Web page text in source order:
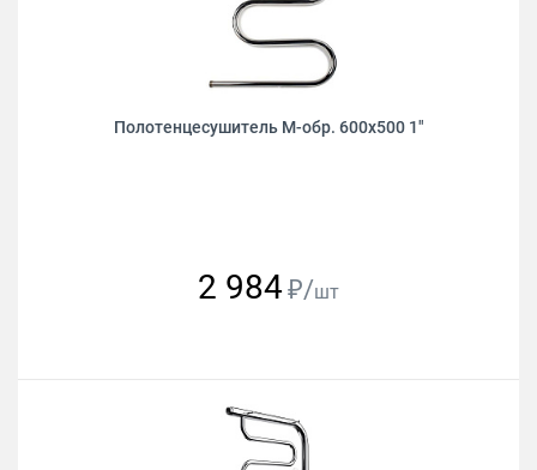
Полотенцесушитель М-обр. 600х500 1"
2 984₽/шт